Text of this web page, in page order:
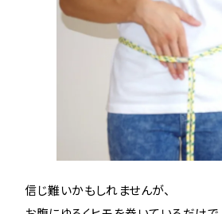
信じ難いかもしれませんが、